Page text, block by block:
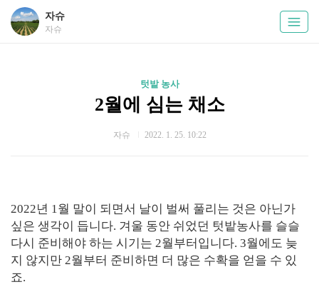
자슈
자슈
텃밭 농사
2월에 심는 채소
자슈 2022. 1. 25. 10:22
2022년 1월 말이 되면서 날이 벌써 풀리는 것은 아닌가
싶은 생각이 듭니다. 겨울 동안 쉬었던 텃밭농사를 슬슬
다시 준비해야 하는 시기는 2월부터입니다. 3월에도 늦
지 않지만 2월부터 준비하면 더 많은 수확을 얻을 수 있
죠.